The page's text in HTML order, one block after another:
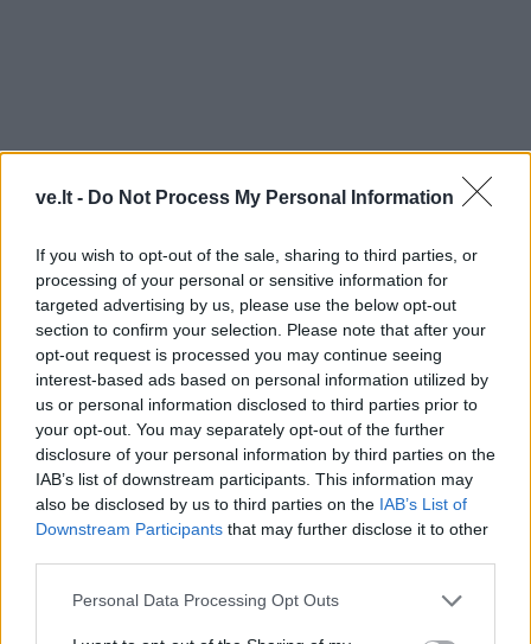
ve.lt - Do Not Process My Personal Information
If you wish to opt-out of the sale, sharing to third parties, or
processing of your personal or sensitive information for
targeted advertising by us, please use the below opt-out
section to confirm your selection. Please note that after your
opt-out request is processed you may continue seeing
interest-based ads based on personal information utilized by
us or personal information disclosed to third parties prior to
your opt-out. You may separately opt-out of the further
disclosure of your personal information by third parties on the
IAB’s list of downstream participants. This information may
also be disclosed by us to third parties on the IAB’s List of
Downstream Participants that may further disclose it to other
Personal Data Processing Opt Outs
Jie atliko švino tyrimus, atsižvelgdami į netoliese
esančią seniai uždarytą švino kasyklą. Jie išmatavo
radono - radioaktyviųjų dujų, sklindančios iš
dirvožemio ir akmenų, koncentraciją namų ūkiuose.
Įvairiose vietose pasirodė užuominų, tačiau tyrėjai
neatrado nė vieno akivaizdaus rizikos veiksnio, kuris
2017 m. E. Lagrange ir penki jo kolegos apibendrino